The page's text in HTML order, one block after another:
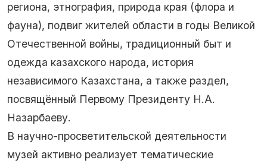
региона, этнография, природа края (флора и
фауна), подвиг жителей области в годы Великой
Отечественной войны, традиционный быт и
одежда казахского народа, история
независимого Казахстана, а также раздел,
посвящённый Первому Президенту Н.А.
Назарбаеву.
В научно-просветительской деятельности
музей активно реализует тематические